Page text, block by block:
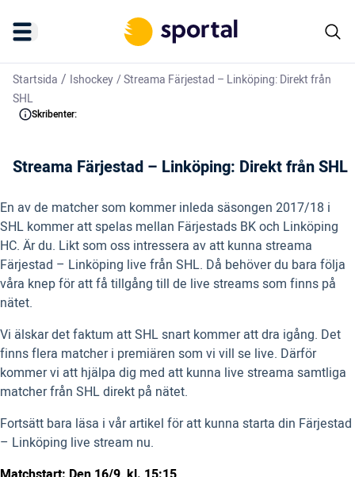
Startsida / Ishockey/Streama Färjestad – Linköping: Direkt från
SHL
Skribenter:
Streama Färjestad – Linköping: Direkt från SHL
En av de matcher som kommer inleda säsongen 2017/18 i
SHL kommer att spelas mellan Färjestads BK och Linköping
HC. Är du. Likt som oss intressera av att kunna streama
Färjestad – Linköping live från SHL. Då behöver du bara följa
våra knep för att få tillgång till de live streams som finns på
nätet.
Vi älskar det faktum att SHL snart kommer att dra igång. Det
finns flera matcher i premiären som vi vill se live. Därför
kommer vi att hjälpa dig med att kunna live streama samtliga
matcher från SHL direkt på nätet.
Fortsätt bara läsa i vår artikel för att kunna starta din Färjestad
– Linköping live stream nu.